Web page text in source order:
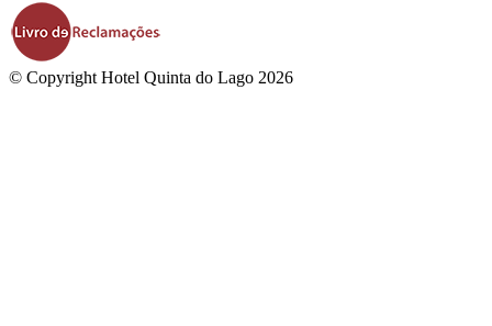
© Copyright Hotel Quinta do Lago 2026